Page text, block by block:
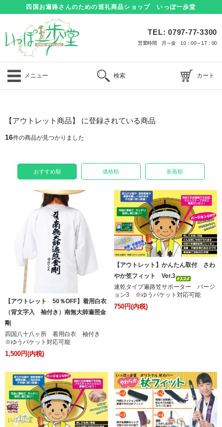
四国お遍路さんのための巡礼商品ショップ いっぽ一歩堂
TEL: 0797-77-3300
営業時間 月～金 10：00～17：00
メニュー 検索 カート
【アウトレット商品】 に登録されている商品
16件の商品が見つかりました
おすすめ順 価格順 新着順
【アウトレット 50％OFF】着用白衣
（背文字入 袖付き）南無大師遍照金
剛
四国八十八ヶ所 着用白衣 袖付き
※ゆうパケット対応可能
1,500円(内税)
【アウトレット】かんたん取付 さわ
やか笠フィット Ver.3
速乾タイプ遍路笠サポーター バージ
ョン3 ※ゆうパケット対応可能
750円(内税)